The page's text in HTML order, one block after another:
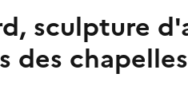
des chapelles